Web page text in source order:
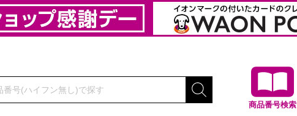
商品番号検索